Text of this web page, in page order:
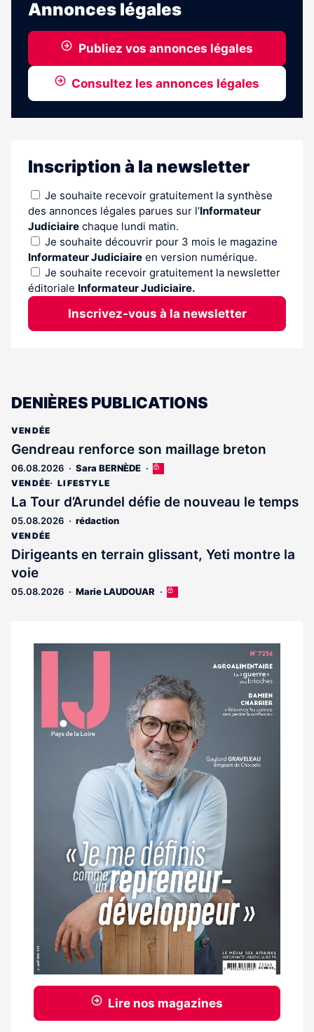
Annonces légales
Publiez vos annonces légales
Consultez les annonces légales
Inscription à la newsletter
Je souhaite recevoir gratuitement la synthèse
des annonces légales parues sur l’Informateur
Judiciaire chaque lundi matin.
Je souhaite découvrir pour 3 mois le magazine
Informateur Judiciaire en version numérique.
Je souhaite recevoir gratuitement la newsletter
éditoriale Informateur Judiciaire.
Inscrivez-vous à la newsletter
DENIÈRES PUBLICATIONS
VENDÉE
Gendreau renforce son maillage breton
06.08.2026 Sara BERNÈDE
Cet
réservé
VENDÉE LIFESTYLE
La Tour d’Arundel défie de nouveau le temps
05.08.2026 rédaction
VENDÉE
Dirigeants en terrain glissant, Yeti montre la
voie
05.08.2026 Marie LAUDOUAR
Cet
aux
Notre
magazine
Lire nos magazines